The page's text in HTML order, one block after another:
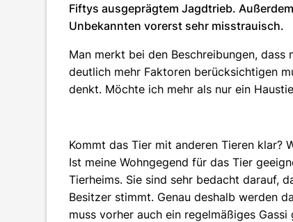
Fiftys ausgeprägtem Jagdtrieb.
Unbekannten vorerst sehr misstrauisch.
Man merkt bei den Beschreibungen, dass
deutlich mehr Faktoren berücksichtigen
denkt. Möchte ich mehr als nur ein
Kommt das Tier mit anderen Tieren klar?
Ist meine Wohngegend für das Tier
Tierheims. Sie sind sehr bedacht darauf,
Besitzer stimmt. Genau deshalb werden
muss vorher auch ein regelmäßiges